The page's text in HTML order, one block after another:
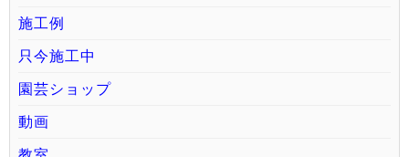
施工例
只今施工中
園芸ショップ
動画